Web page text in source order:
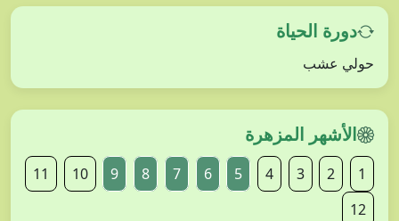
دورة الحياة
حولي عشب
الأشهر المزهرة
1
2
3
4
5
6
7
8
9
10
11
12